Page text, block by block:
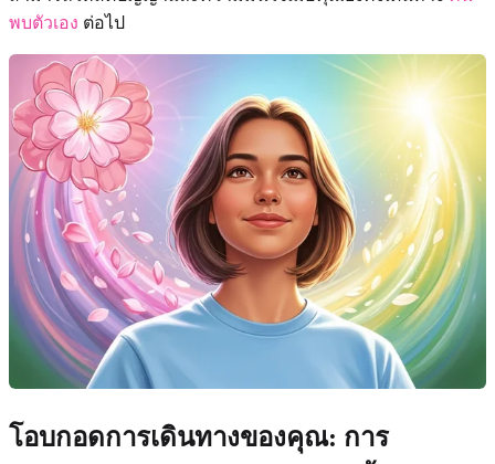
พบตัวเอง ต่อไป
โอบกอดการเดินทางของคุณ: การ